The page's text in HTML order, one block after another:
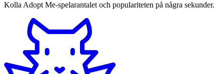
Kolla Adopt Me-spelarantalet och populariteten på några sekunder.